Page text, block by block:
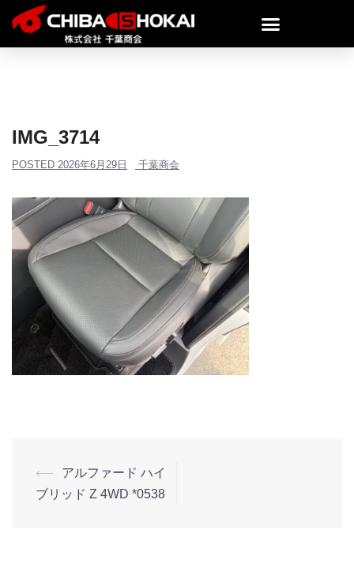
IMG_3714
POSTED 2026年6月29日 千葉商会
⟵
アルファード ハイ
ブリッド Z 4WD *0538